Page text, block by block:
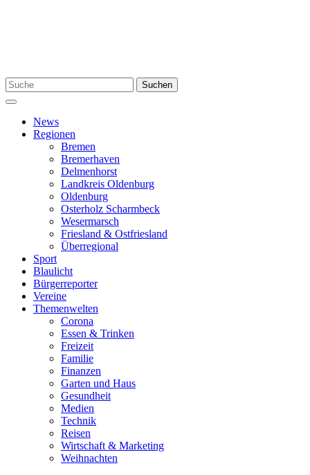
Suchen
nach:
Suchen
Menü
News
Regionen
Bremen
Bremerhaven
Delmenhorst
Landkreis Oldenburg
Oldenburg
Osterholz Scharmbeck
Wesermarsch
Friesland & Ostfriesland
Überregional
Sport
Blaulicht
Bürgerreporter
Vereine
Themenwelten
Corona
Essen & Trinken
Freizeit
Familie
Finanzen
Garten und Haus
Gesundheit
Medien
Technik
Reisen
Wirtschaft & Marketing
Weihnachten